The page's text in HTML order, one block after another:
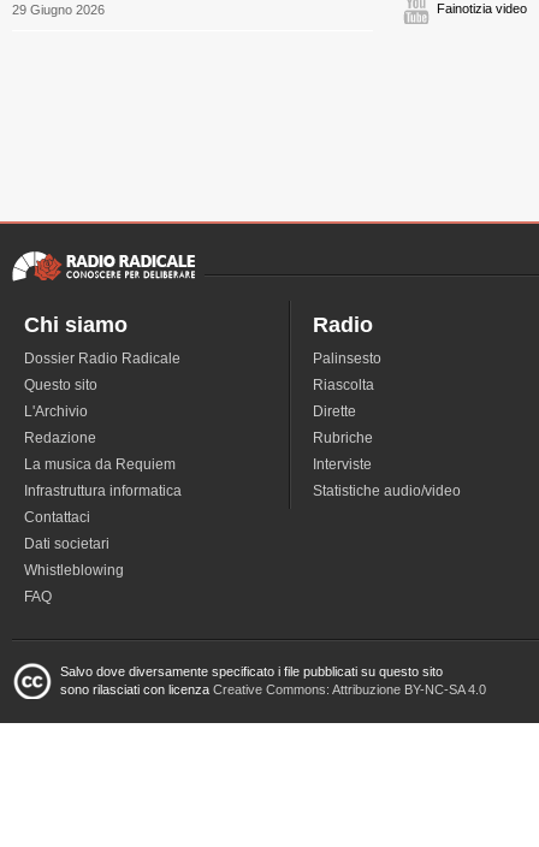
29 Giugno 2026
Fainotizia video
Chi siamo
Dossier Radio Radicale
Questo sito
L'Archivio
Redazione
La musica da Requiem
Infrastruttura informatica
Contattaci
Dati societari
Whistleblowing
FAQ
Radio
Palinsesto
Riascolta
Dirette
Rubriche
Interviste
Statistiche audio/video
Salvo dove diversamente specificato i file pubblicati su questo sito
sono rilasciati con licenza Creative Commons: Attribuzione BY-NC-SA 4.0